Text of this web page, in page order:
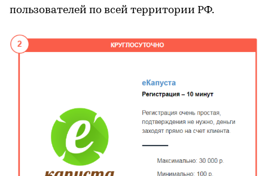
пользователей по всей территории РФ.